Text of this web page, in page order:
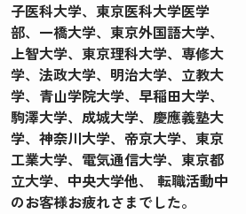
子医科大学、東京医科大学医学
部、一橋大学、東京外国語大学、
上智大学、東京理科大学、専修大
学、法政大学、明治大学、立教大
学、青山学院大学、早稲田大学、
駒澤大学、成城大学、慶應義塾大
学、神奈川大学、帝京大学、東京
工業大学、電気通信大学、東京都
立大学、中央大学他、 転職活動中
のお客様お疲れさまでした。